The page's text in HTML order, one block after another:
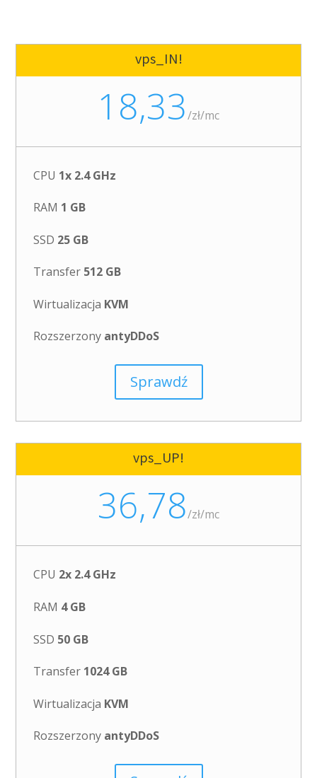
vps_IN!
18,33/zł/mc
CPU 1x 2.4 GHz
RAM 1 GB
SSD 25 GB
Transfer 512 GB
Wirtualizacja KVM
Rozszerzony antyDDoS
Sprawdź
vps_UP!
36,78/zł/mc
CPU 2x 2.4 GHz
RAM 4 GB
SSD 50 GB
Transfer 1024 GB
Wirtualizacja KVM
Rozszerzony antyDDoS